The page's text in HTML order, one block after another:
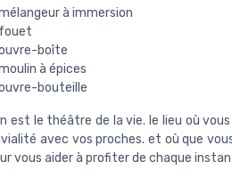
à immersion
boîte
à épices
bouteille
est le théâtre de la vie. le lieu où
avec vos proches. et où que
vous aider à profiter de chaque